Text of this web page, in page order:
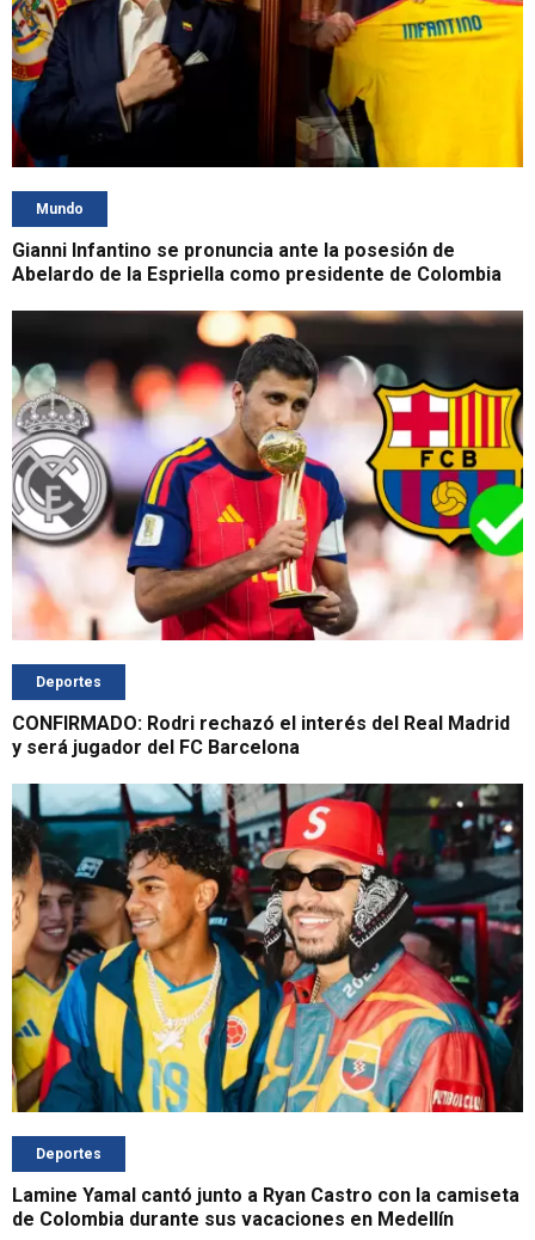
Mundo
Gianni Infantino se pronuncia ante la posesión de
Abelardo de la Espriella como presidente de Colombia
Deportes
CONFIRMADO: Rodri rechazó el interés del Real Madrid
y será jugador del FC Barcelona
Deportes
Lamine Yamal cantó junto a Ryan Castro con la camiseta
de Colombia durante sus vacaciones en Medellín